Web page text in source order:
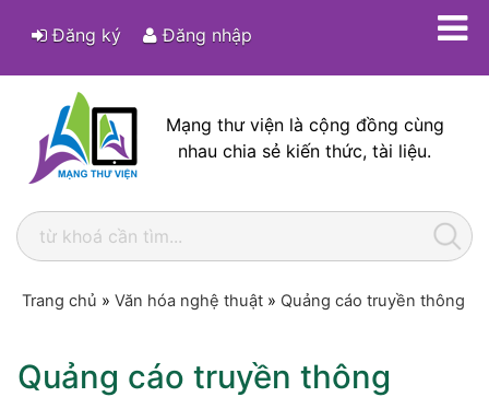
Đăng ký Đăng nhập
Mạng thư viện là cộng đồng cùng
nhau chia sẻ kiến thức, tài liệu.
Trang chủ » Văn hóa nghệ thuật » Quảng cáo truyền thông
Quảng cáo truyền thông